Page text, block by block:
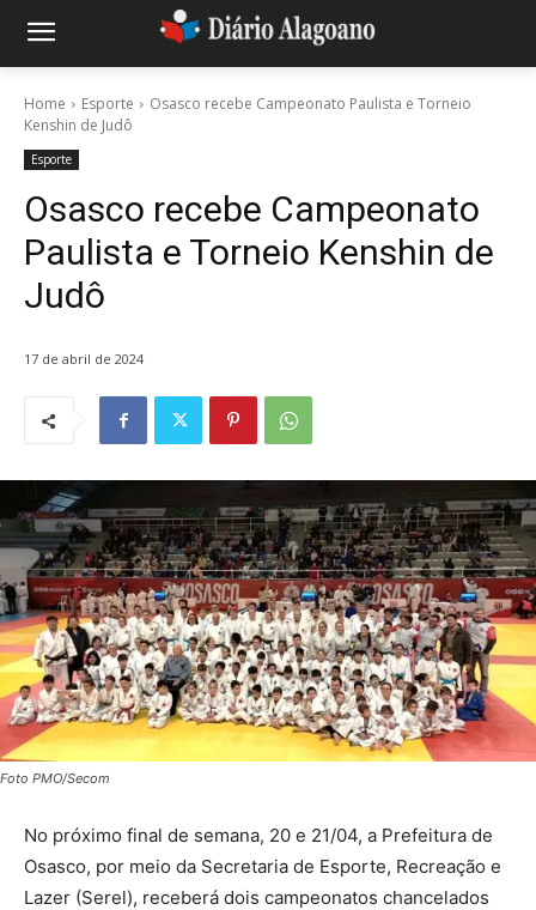
Home Esporte
Osasco recebe Campeonato Paulista e Torneio
Kenshin de Judô
Esporte
Osasco recebe Campeonato
Paulista e Torneio Kenshin de
Judô
17 de abril de 2024
Foto PMO/Secom
No próximo final de semana, 20 e 21/04, a Prefeitura de
Osasco, por meio da Secretaria de Esporte, Recreação e
Lazer (Serel), receberá dois campeonatos chancelados